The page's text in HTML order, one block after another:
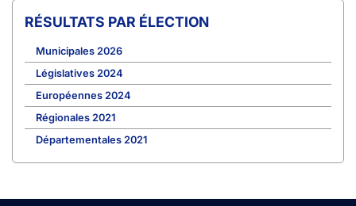
RÉSULTATS PAR ÉLECTION
Municipales 2026
Législatives 2024
Européennes 2024
Régionales 2021
Départementales 2021